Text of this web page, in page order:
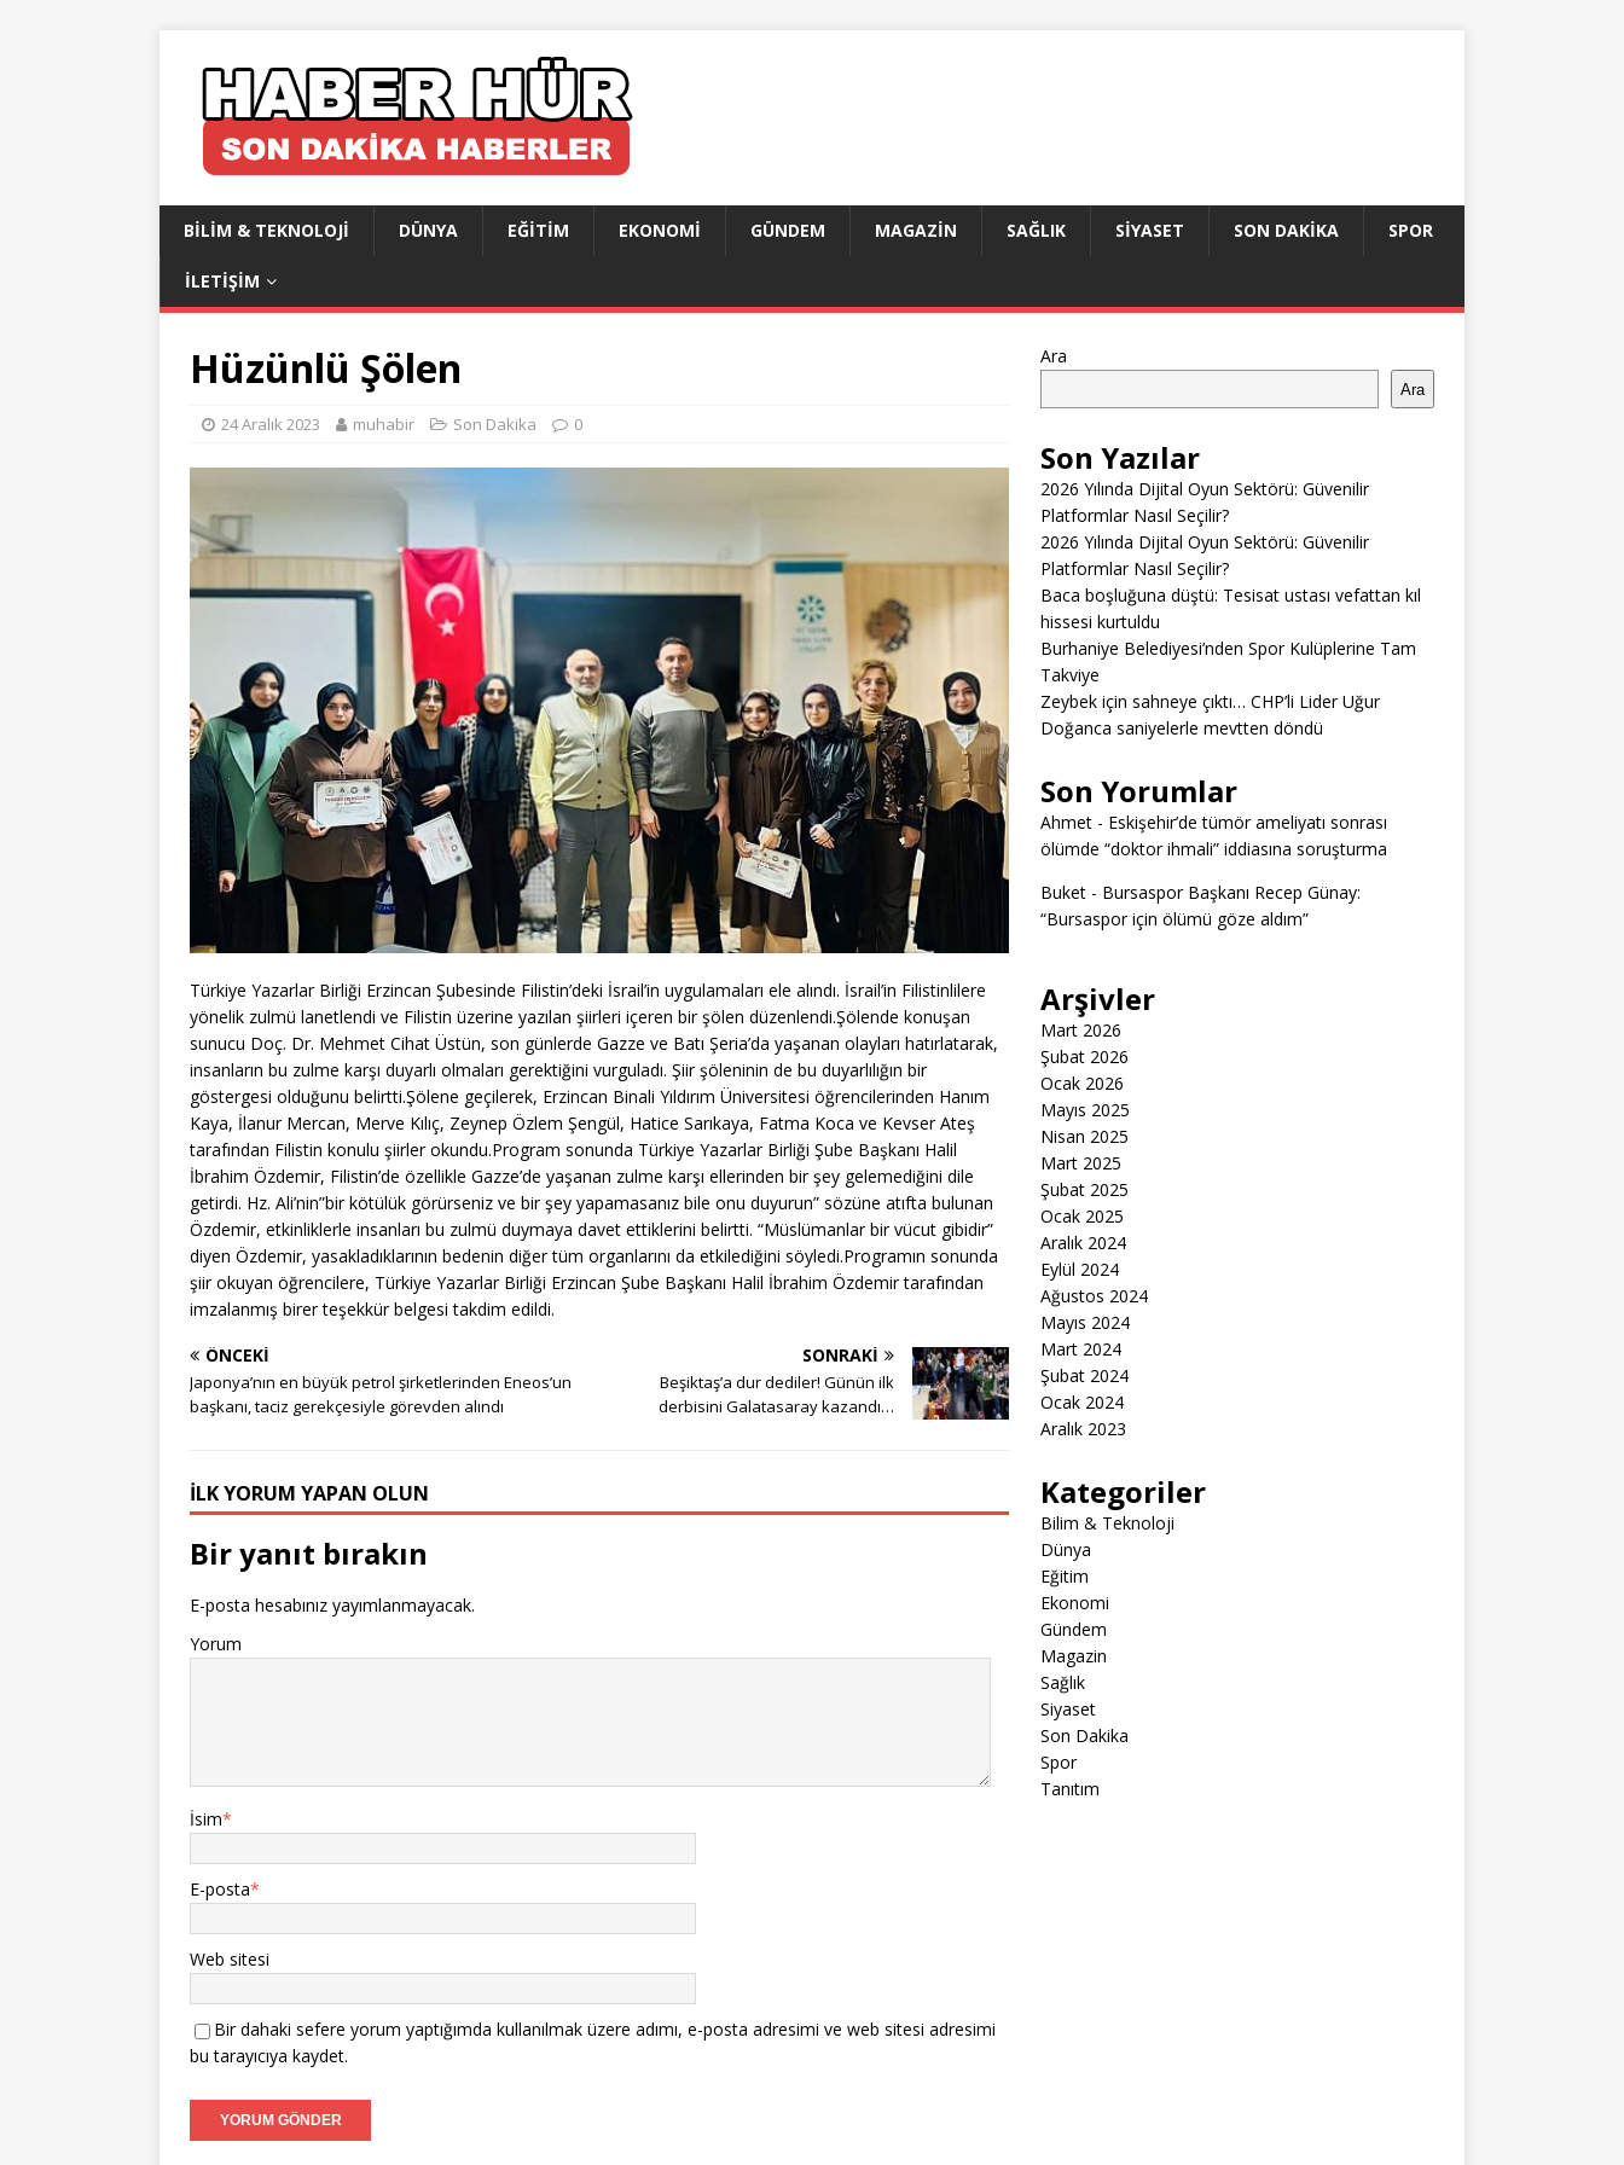
BILIM & TEKNOLOJI DÜNYA EĞITIM EKONOMI GÜNDEM MAGAZIN SAĞLIK SIYASET SON DAKIKA SPOR
İLETIŞIM
Hüzünlü Şölen
24 Aralık 2023 muhabir Son Dakika 0
Türkiye Yazarlar Birliği Erzincan Şubesinde Filistin’deki İsrail’in uygulamaları ele alındı. İsrail’in Filistinlilere
yönelik zulmü lanetlendi ve Filistin üzerine yazılan şiirleri içeren bir şölen düzenlendi.Şölende konuşan
sunucu Doç. Dr. Mehmet Cihat Üstün, son günlerde Gazze ve Batı Şeria’da yaşanan olayları hatırlatarak,
insanların bu zulme karşı duyarlı olmaları gerektiğini vurguladı. Şiir şöleninin de bu duyarlılığın bir
göstergesi olduğunu belirtti.Şölene geçilerek, Erzincan Binali Yıldırım Üniversitesi öğrencilerinden Hanım
Kaya, İlanur Mercan, Merve Kılıç, Zeynep Özlem Şengül, Hatice Sarıkaya, Fatma Koca ve Kevser Ateş
tarafından Filistin konulu şiirler okundu.Program sonunda Türkiye Yazarlar Birliği Şube Başkanı Halil
İbrahim Özdemir, Filistin’de özellikle Gazze’de yaşanan zulme karşı ellerinden bir şey gelemediğini dile
getirdi. Hz. Ali’nin”bir kötülük görürseniz ve bir şey yapamasanız bile onu duyurun” sözüne atıfta bulunan
Özdemir, etkinliklerle insanları bu zulmü duymaya davet ettiklerini belirtti. “Müslümanlar bir vücut gibidir”
diyen Özdemir, yasakladıklarının bedenin diğer tüm organlarını da etkilediğini söyledi.Programın sonunda
şiir okuyan öğrencilere, Türkiye Yazarlar Birliği Erzincan Şube Başkanı Halil İbrahim Özdemir tarafından
imzalanmış birer teşekkür belgesi takdim edildi.
ÖNCEKI
Japonya’nın en büyük petrol şirketlerinden Eneos’un
başkanı, taciz gerekçesiyle görevden alındı
SONRAKI
Beşiktaş’a dur dediler! Günün ilk
derbisini Galatasaray kazandı…
İLK YORUM YAPAN OLUN
Bir yanıt bırakın
E-posta hesabınız yayımlanmayacak.
Yorum
İsim*
E-posta*
Web sitesi
Bir dahaki sefere yorum yaptığımda kullanılmak üzere adımı, e-posta adresimi ve web sitesi adresimi
bu tarayıcıya kaydet.
Ara
Ara
Son Yazılar
2026 Yılında Dijital Oyun Sektörü: Güvenilir
Platformlar Nasıl Seçilir?
2026 Yılında Dijital Oyun Sektörü: Güvenilir
Platformlar Nasıl Seçilir?
Baca boşluğuna düştü: Tesisat ustası vefattan kıl
hissesi kurtuldu
Burhaniye Belediyesi’nden Spor Kulüplerine Tam
Takviye
Zeybek için sahneye çıktı… CHP’li Lider Uğur
Doğanca saniyelerle mevtten döndü
Son Yorumlar
Ahmet- Eskişehir’de tümör ameliyatı sonrası
ölümde “doktor ihmali” iddiasına soruşturma
Buket- Bursaspor Başkanı Recep Günay:
“Bursaspor için ölümü göze aldım”
Arşivler
Mart 2026
Şubat 2026
Ocak 2026
Mayıs 2025
Nisan 2025
Mart 2025
Şubat 2025
Ocak 2025
Aralık 2024
Eylül 2024
Ağustos 2024
Mayıs 2024
Mart 2024
Şubat 2024
Ocak 2024
Aralık 2023
Kategoriler
Bilim & Teknoloji
Dünya
Eğitim
Ekonomi
Gündem
Magazin
Sağlık
Siyaset
Son Dakika
Spor
Tanıtım